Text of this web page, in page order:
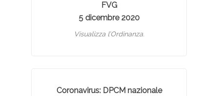
FVG
5 dicembre 2020
Visualizza l’Ordinanza.
Coronavirus: DPCM nazionale